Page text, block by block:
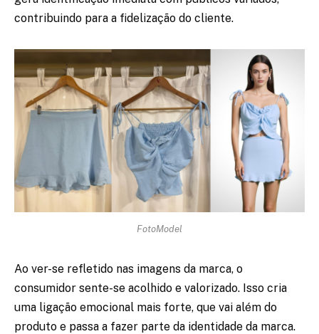
contribuindo para a fidelização do cliente.
FotoModel
Ao ver-se refletido nas imagens da marca, o
consumidor sente-se acolhido e valorizado. Isso cria
uma ligação emocional mais forte, que vai além do
produto e passa a fazer parte da identidade da marca.